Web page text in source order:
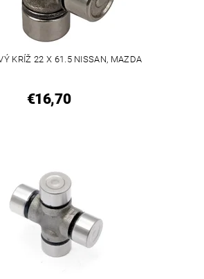
KRÍŽ 22 X 61.5 NISSAN, MAZDA
€16,70